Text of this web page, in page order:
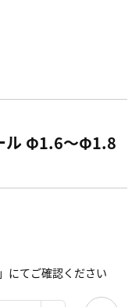
ル Φ1.6～Φ1.8
にてご確認ください